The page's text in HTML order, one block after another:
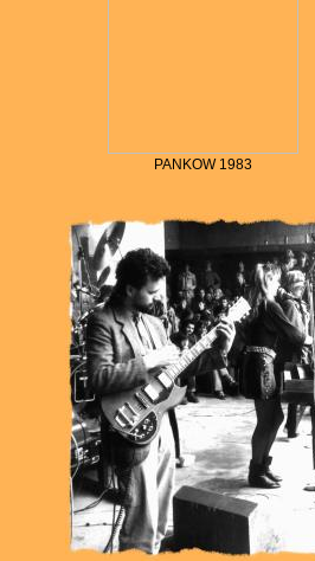
PANKOW 1983